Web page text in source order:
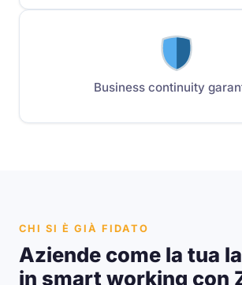
Business continuity
CHI SI È GIÀ FIDATO
Aziende come la tua
in smart working con